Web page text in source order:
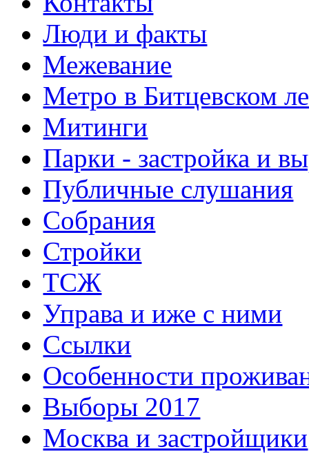
Люди и факты
Межевание
Метро в Битцевском
Митинги
Парки - застройка и
Публичные слушания
Собрания
Стройки
ТСЖ
Управа и иже с ними
Ссылки
Особенности
Выборы 2017
Москва и застройщики